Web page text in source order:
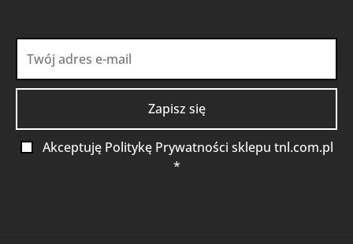
Akceptuję Politykę Prywatności sklepu tnl.com.pl
*